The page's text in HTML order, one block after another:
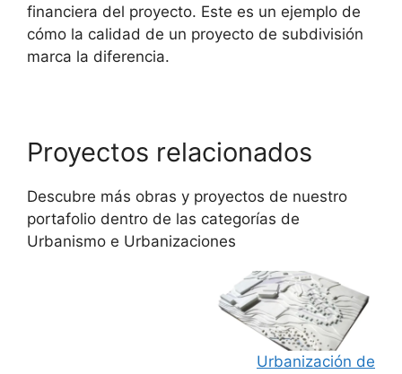
financiera del proyecto. Este es un ejemplo de
cómo la calidad de un proyecto de subdivisión
marca la diferencia.
Proyectos relacionados
Descubre más obras y proyectos de nuestro
portafolio dentro de las categorías de
Urbanismo e Urbanizaciones
Urbanización de